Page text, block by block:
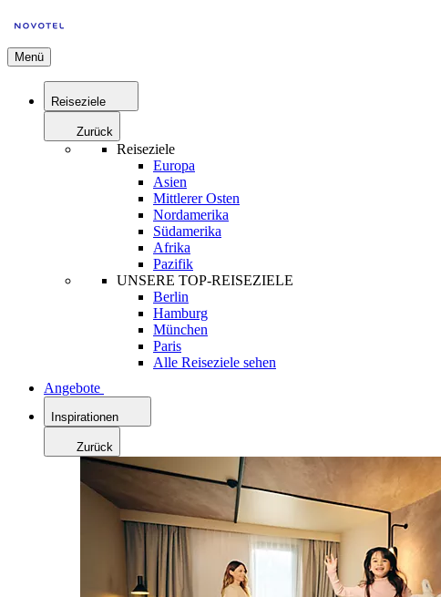
Menü
Reiseziele
Zurück
Reiseziele
Europa
Asien
Mittlerer Osten
Nordamerika
Südamerika
Afrika
Pazifik
UNSERE TOP-REISEZIELE
Berlin
Hamburg
München
Paris
Alle Reiseziele sehen
Angebote
Inspirationen
Zurück